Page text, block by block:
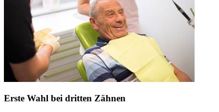
Erste Wahl bei dritten Zähnen